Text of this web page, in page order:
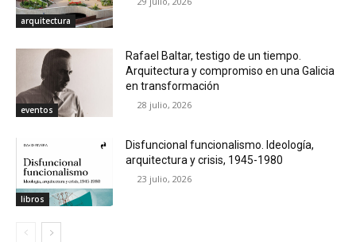
arquitectura
eventos
Rafael Baltar, testigo de un tiempo.
Arquitectura y compromiso en una Galicia
en transformación
28 julio, 2026
libros
Disfuncional funcionalismo. Ideología,
arquitectura y crisis, 1945-1980
23 julio, 2026